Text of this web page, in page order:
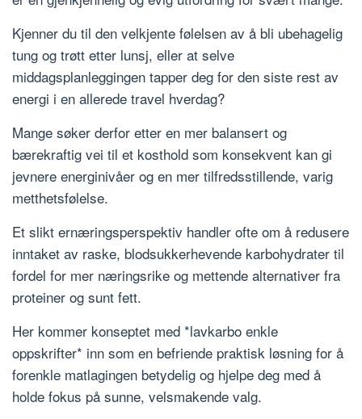
Kjenner du til den velkjente følelsen av å bli ubehagelig
tung og trøtt etter lunsj, eller at selve
middagsplanleggingen tapper deg for den siste rest av
energi i en allerede travel hverdag?
Mange søker derfor etter en mer balansert og
bærekraftig vei til et kosthold som konsekvent kan gi
jevnere energinivåer og en mer tilfredsstillende, varig
metthetsfølelse.
Et slikt ernæringsperspektiv handler ofte om å redusere
inntaket av raske, blodsukkerhevende karbohydrater til
fordel for mer næringsrike og mettende alternativer fra
proteiner og sunt fett.
Her kommer konseptet med *lavkarbo enkle
oppskrifter* inn som en befriende praktisk løsning for å
forenkle matlagingen betydelig og hjelpe deg med å
holde fokus på sunne, velsmakende valg.